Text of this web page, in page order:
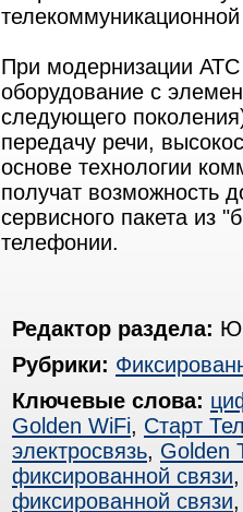
При модернизации АТС
оборудование с
следующего
передачу речи,
основе технологии
получат возможность
сервисного пакета из
телефонии.
Редактор раздела:
Рубрики:
Ключевые слова:
Golden WiFi, Старт
электросвязь, Golden
фиксированной связи
фиксированной связи